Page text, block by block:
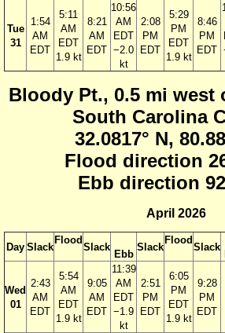
Tue
31
1:54
AM
EDT
5:11
AM
EDT
1.9 kt
8:21
AM
EDT
10:56
AM
EDT
−2.0
kt
2:08
PM
EDT
5:29
PM
EDT
1.9 kt
8:46
PM
EDT
Bloody Pt., 0.5 mi west
South Carolina
32.0817° N,
Flood direction
Ebb direction
April 2026
Day Slack
Flood
Slack
Ebb
Slack
Flood
Slack
Wed
01
2:43
AM
EDT
5:54
AM
EDT
1.9 kt
9:05
AM
EDT
11:39
AM
EDT
−1.9
kt
2:51
PM
EDT
6:05
PM
EDT
1.9 kt
9:28
PM
EDT